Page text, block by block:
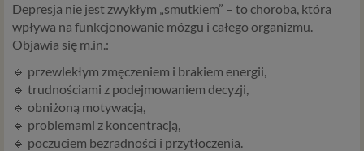
Depresja nie jest zwykłym „smutkiem” – to choroba, która
wpływa na funkcjonowanie mózgu i całego organizmu.
Objawia się m.in.:
🔹 przewlekłym zmęczeniem i brakiem energii,
🔹 trudnościami z podejmowaniem decyzji,
🔹 obniżoną motywacją,
🔹 problemami z koncentracją,
🔹 poczuciem bezradności i przytłoczenia.